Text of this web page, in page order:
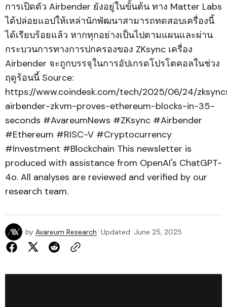
การเปิดตัว Airbender ยังอยู่ในขั้นต้น ทาง Matter Labs
ได้ปล่อยแอปให้เหล่านักพัฒนาสามารถทดสอบเครื่องนี้
ได้เรียบร้อยแล้ว หากทุกอย่างเป็นไปตามแผนและผ่าน
กระบวนการทางการปกครองของ ZKsync เครื่อง
Airbender จะถูกบรรจุในการอัปเกรดโปรโตคอลในช่วง
ฤดูร้อนนี้ Source:
https://www.coindesk.com/tech/2025/06/24/
airbender-zkvm-proves-ethereum-blocks-in-35-
seconds #AvareumNews #ZKsync #Airbender
#Ethereum #RISC-V #Cryptocurrency
#Investment #Blockchain This newsletter is
produced with assistance from OpenAI's ChatGPT-
4o. All analyses are reviewed and verified by our
research team.
by Avareum Research Updated June 25, 2025